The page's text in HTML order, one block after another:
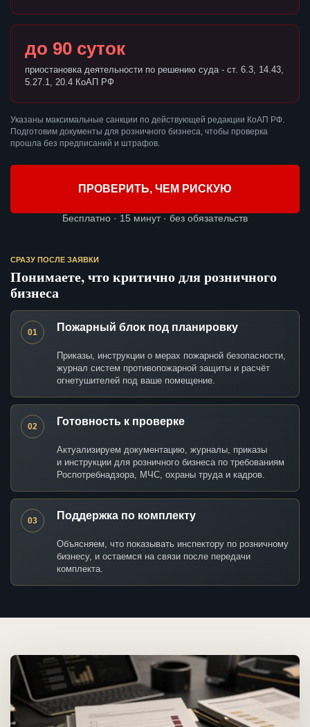
до 90 суток
приостановка деятельности по решению суда - ст. 6.3, 14.43,
5.27.1, 20.4 КоАП РФ
Указаны максимальные санкции по действующей редакции КоАП РФ.
Подготовим документы для розничного бизнеса, чтобы проверка
прошла без предписаний и штрафов.
ПРОВЕРИТЬ, ЧЕМ РИСКУЮ
Бесплатно · 15 минут · без обязательств
СРАЗУ ПОСЛЕ ЗАЯВКИ
Понимаете, что критично для розничного
бизнеса
01 Пожарный блок под планировку
Приказы, инструкции о мерах пожарной безопасности,
журнал систем противопожарной защиты и расчёт
огнетушителей под ваше помещение.
02 Готовность к проверке
Актуализируем документацию, журналы, приказы
и инструкции для розничного бизнеса по требованиям
Роспотребнадзора, МЧС, охраны труда и кадров.
03 Поддержка по комплекту
Объясняем, что показывать инспектору по розничному
бизнесу, и остаемся на связи после передачи
комплекта.